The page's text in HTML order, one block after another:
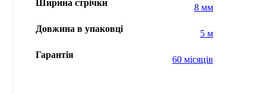
Ширина стрічки 8 мм
Довжина в упаковці 5 м
Гарантія 60 місяців